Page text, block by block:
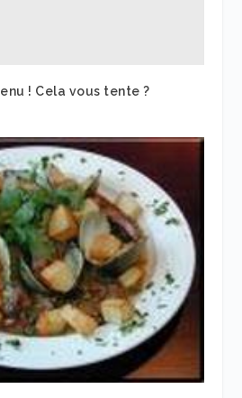
! Cela vous tente ?